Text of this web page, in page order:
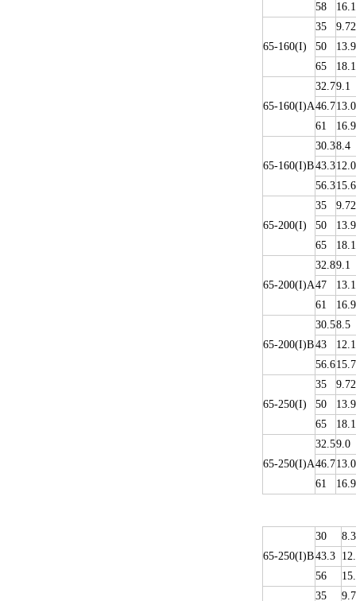
58
16.1
65-160(I)
35
9.72
50
13.9
65
18.1
65-160(I)A
32.79.1
46.713.0
61
16.9
65-160(I)B
30.38.4
43.312.0
56.315.6
65-200(I)
35
9.72
50
13.9
65
18.1
65-200(I)A
32.89.1
47
13.1
61
16.9
65-200(I)B
30.58.5
43
12.1
56.615.7
65-250(I)
35
9.72
50
13.9
65
18.1
65-250(I)A
32.59.0
46.713.0
61
16.9
65-250(I)B
30
8.3
43.3
56
35